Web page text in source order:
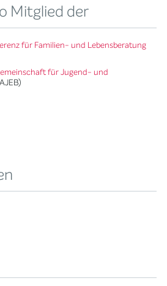
Mitglied der
für Familien- und Lebensberatung
für Jugend- und